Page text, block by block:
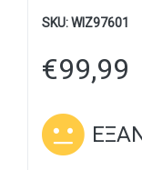
SKU:WIZ97601
€99,99